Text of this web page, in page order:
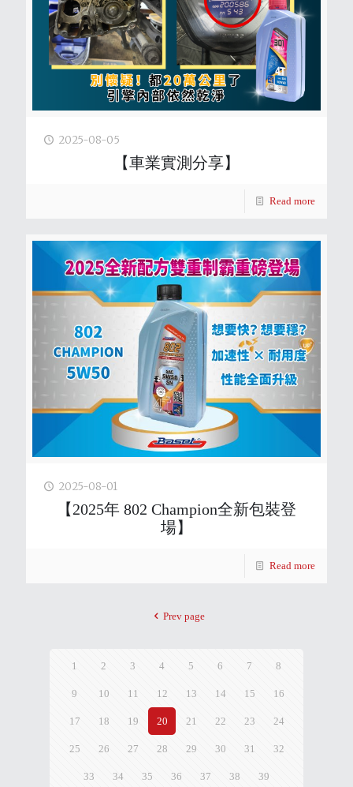
2025-08-05
【車業實測分享】
Read more
2025-08-01
【2025年 802 Champion全新包裝登
場】
Read more
Prev page
1 2 3 4 5 6 7 8
9 10 11 12 13 14 15 16
17 18 19 20 21 22 23 24
25 26 27 28 29 30 31 32
33 34 35 36 37 38 39